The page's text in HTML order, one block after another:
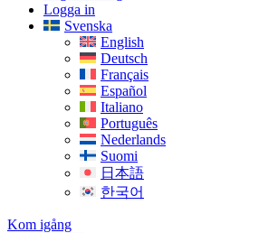
Logga in
Svenska
English
Deutsch
Français
Español
Italiano
Português
Nederlands
Suomi
日本語
한국어
Kom igång